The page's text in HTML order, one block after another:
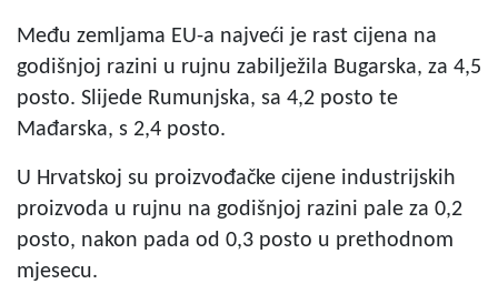
Među zemljama EU-a najveći je rast cijena na
godišnjoj razini u rujnu zabilježila Bugarska, za 4,5
posto. Slijede Rumunjska, sa 4,2 posto te
Mađarska, s 2,4 posto.
U Hrvatskoj su proizvođačke cijene industrijskih
proizvoda u rujnu na godišnjoj razini pale za 0,2
posto, nakon pada od 0,3 posto u prethodnom
mjesecu.